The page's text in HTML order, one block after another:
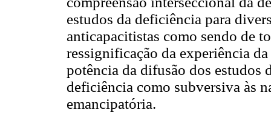
estudos da deficiência para
anticapacitistas como sendo de
ressignificação da experiência
potência da difusão dos estudos
deficiência como subversiva às
emancipatória.